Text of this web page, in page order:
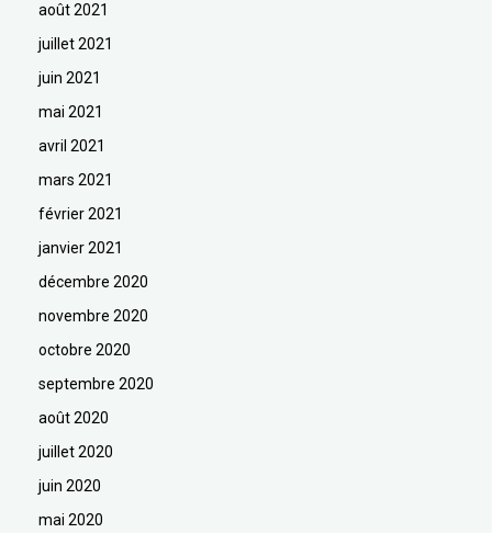
août 2021
juillet 2021
juin 2021
mai 2021
avril 2021
mars 2021
février 2021
janvier 2021
décembre 2020
novembre 2020
octobre 2020
septembre 2020
août 2020
juillet 2020
juin 2020
mai 2020